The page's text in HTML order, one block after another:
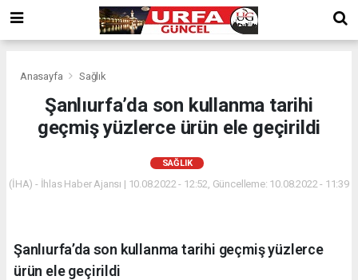
Anasayfa Sağlık
Şanlıurfa’da son kullanma tarihi
geçmiş yüzlerce ürün ele geçirildi
SAĞLIK
(İHA) - İhlas Haber Ajansı | 10.08.2022 - 12:52, Güncelleme: 10.08.2022 - 11:39
Şanlıurfa’da son kullanma tarihi geçmiş yüzlerce
ürün ele geçirildi